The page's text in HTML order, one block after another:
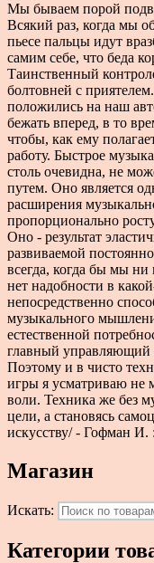
Мы бываем порой
Всякий раз, когда мы
пьесе пальцы идут
самим себе, что беда
Таинственный
болтовней с
положились на наш
бежать вперед, в то
чтобы, как ему
работу. Быстрое
столь очевидна, не
путем. Оно является
расширения
пропорционально
Оно - результат
развиваемой
всегда, когда бы мы ни
нет надобности в
непосредственно
музыкального
естественной
главный управляющий
Поэтому и в чисто
игры я усматриваю не
воли. Техника же без
цели, а становясь
искусству/ - Гофман И.
Магазин
Искать:
Категории